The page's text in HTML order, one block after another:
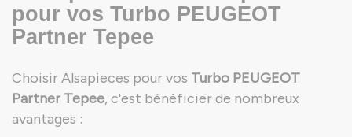
pour vos Turbo PEUGEOT
Partner Tepee
Choisir Alsapieces pour vos Turbo PEUGEOT
Partner Tepee, c'est bénéficier de nombreux
avantages :